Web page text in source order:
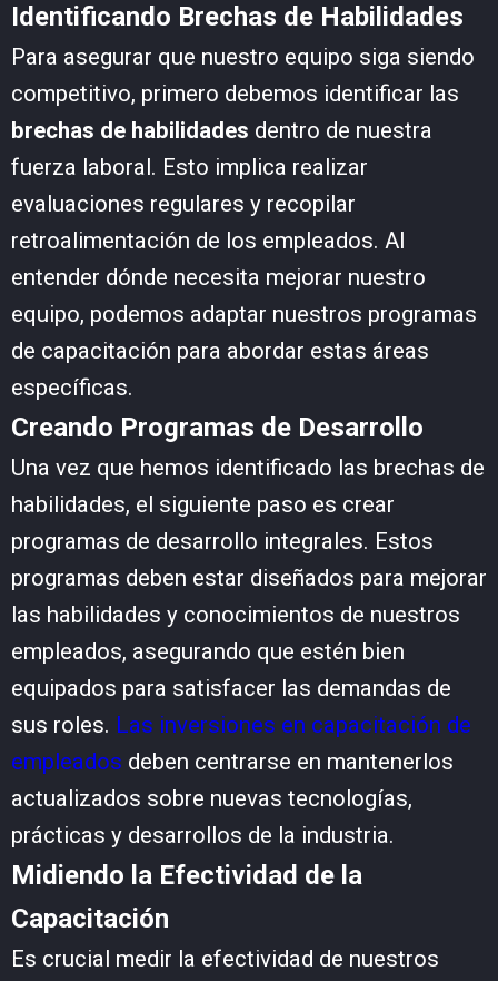
Identificando Brechas de Habilidades
Para asegurar que nuestro equipo siga siendo
competitivo, primero debemos identificar las
brechas de habilidades dentro de nuestra
fuerza laboral. Esto implica realizar
evaluaciones regulares y recopilar
retroalimentación de los empleados. Al
entender dónde necesita mejorar nuestro
equipo, podemos adaptar nuestros programas
de capacitación para abordar estas áreas
específicas.
Creando Programas de Desarrollo
Una vez que hemos identificado las brechas de
habilidades, el siguiente paso es crear
programas de desarrollo integrales. Estos
programas deben estar diseñados para mejorar
las habilidades y conocimientos de nuestros
empleados, asegurando que estén bien
equipados para satisfacer las demandas de
sus roles. Las inversiones en capacitación de
empleados deben centrarse en mantenerlos
actualizados sobre nuevas tecnologías,
prácticas y desarrollos de la industria.
Midiendo la Efectividad de la
Capacitación
Es crucial medir la efectividad de nuestros